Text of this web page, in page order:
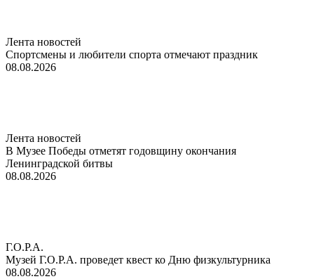
Лента новостей
Спортсмены и любители спорта отмечают праздник
08.08.2026
Лента новостей
В Музее Победы отметят годовщину окончания
Ленинградской битвы
08.08.2026
Г.О.Р.А.
Музей Г.О.Р.А. проведет квест ко Дню физкультурника
08.08.2026